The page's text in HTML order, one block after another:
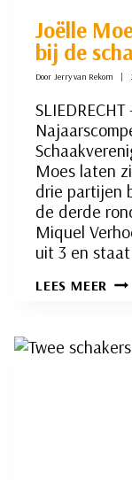
Joëlle
bij de
Door Jerry van Rekom
Moes laten
drie partijen
de derde
Miquel
uit 3 en
LEES MEER